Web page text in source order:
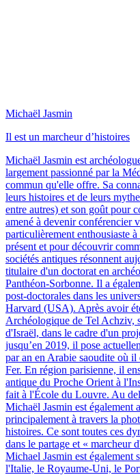
Michaël Jasmin
Il est un marcheur d’histoires
Michaël Jasmin est
largement passionné par la
commun qu'elle offre. Sa
leurs histoires et de leurs
entre autres) et son goût pour
amené à devenir conférencier
particulièrement enthousiaste
présent et pour découvrir
sociétés antiques résonnent
titulaire d'un doctorat en
Panthéon-Sorbonne. Il a
post-doctorales dans les
Harvard (USA). Après avoir
Archéologique de Tel Achziv,
d'Israël, dans le cadre d'un
jusqu’en 2019, il pose
par an en Arabie saoudite où
Fer. En région parisienne, il
antique du Proche Orient à
fait à l'École du Louvre. Au
Michaël Jasmin est également
principalement à travers la
histoires. Ce sont toutes ces
dans le partage et « marcheur
Michael Jasmin est également
l'Italie, le Royaume-Uni, le